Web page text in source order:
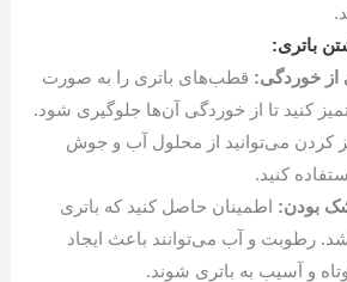
باتری:
از خوردگی: قطب‌های باتری را به صورت
کنید تا از خوردگی آن‌ها جلوگیری شود.
کردن می‌توانید از محلول آب و جوش
کنید.
بودن: اطمینان حاصل کنید که باتری
رطوبت و آب می‌توانند باعث ایجاد
و آسیب به باتری شوند.